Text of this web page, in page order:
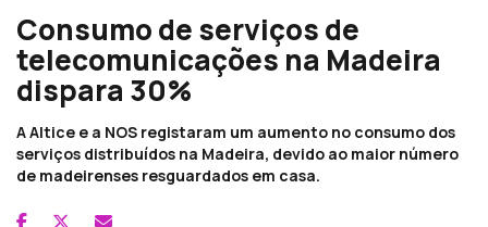
Consumo de serviços de
telecomunicações na Madeira
dispara 30%
A Altice e a NOS registaram um aumento no consumo dos
serviços distribuídos na Madeira, devido ao maior número
de madeirenses resguardados em casa.